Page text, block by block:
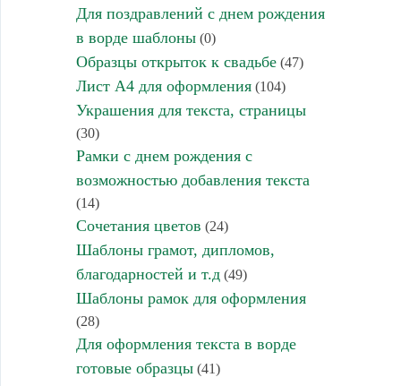
Для поздравлений с днем рождения
в ворде шаблоны(0)
Образцы открыток к свадьбе(47)
Лист А4 для оформления(104)
Украшения для текста, страницы
(30)
Рамки с днем рождения с
возможностью добавления текста
(14)
Сочетания цветов (24)
Шаблоны грамот, дипломов,
благодарностей и т.д(49)
Шаблоны рамок для оформления
(28)
Для оформления текста в ворде
готовые образцы(41)